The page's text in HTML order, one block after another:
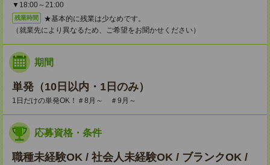
▼18:00～21:00
残業時間
★基本的に残業は少なめです。
（就業先により異なるため、ご希望をお聞かせください）
期間
単発（10日以内・1日のみ）
1日だけの単発OK！＃8月～ ＃9月～
応募資格・条件
職種未経験OK / 社会人未経験OK / ブランクOK /